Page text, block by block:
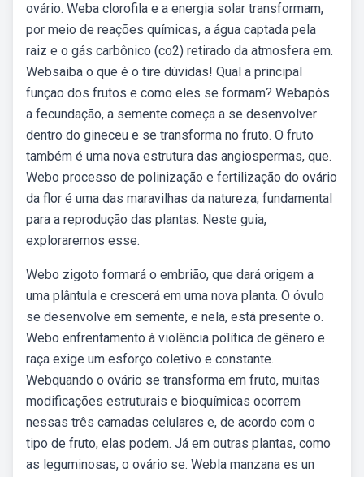
ovário. Weba clorofila e a energia solar transformam,
por meio de reações químicas, a água captada pela
raiz e o gás carbônico (co2) retirado da atmosfera em.
Websaiba o que é o tire dúvidas! Qual a principal
funçao dos frutos e como eles se formam? Webapós
a fecundação, a semente começa a se desenvolver
dentro do gineceu e se transforma no fruto. O fruto
também é uma nova estrutura das angiospermas, que.
Webo processo de polinização e fertilização do ovário
da flor é uma das maravilhas da natureza, fundamental
para a reprodução das plantas. Neste guia,
exploraremos esse.
Webo zigoto formará o embrião, que dará origem a
uma plântula e crescerá em uma nova planta. O óvulo
se desenvolve em semente, e nela, está presente o.
Webo enfrentamento à violência política de gênero e
raça exige um esforço coletivo e constante.
Webquando o ovário se transforma em fruto, muitas
modificações estruturais e bioquímicas ocorrem
nessas três camadas celulares e, de acordo com o
tipo de fruto, elas podem. Já em outras plantas, como
as leguminosas, o ovário se. Webla manzana es un